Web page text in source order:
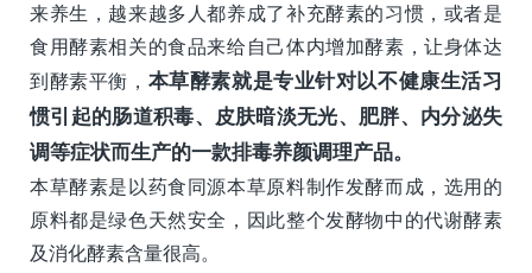
来养生，越来越多人都养成了补充酵素的习惯，或者是
食用酵素相关的食品来给自己体内增加酵素，让身体达
到酵素平衡， 本草酵素就是专业针对以不健康生活习
惯引起的肠道积毒、皮肤暗淡无光、肥胖、内分泌失
调等症状而生产的一款排毒养颜调理产品。
本草酵素是以药食同源本草原料制作发酵而成，选用的
原料都是绿色天然安全，因此整个发酵物中的代谢酵素
及消化酵素含量很高。